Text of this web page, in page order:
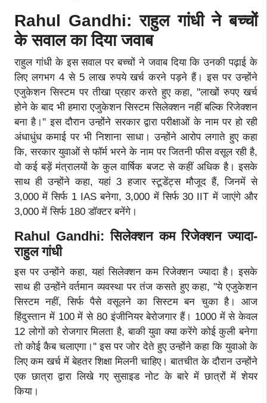
Rahul Gandhi: राहुल गांधी ने बच्चों
के सवाल का दिया जवाब
राहुल गांधी के इस सवाल पर बच्चों ने जवाब दिया कि उनकी पढ़ाई के
लिए लगभग 4 से 5 लाख रुपये खर्च करने पड़ने हैं। इस पर उन्होंने
एजुकेशन सिस्टम पर तीखा प्रहार करते हुए कहा, ''लाखों रुपए खर्च
होने के बाद भी हमारा एजुकेशन सिस्टम सिलेक्शन नहीं बल्कि रिजेक्शन
बना है।'' इस दौरान उन्होंने सरकार द्वारा परीक्षाओं के नाम पर हो रही
अंधाधुंध कमाई पर भी निशाना साधा। उन्होंने आरोप लगाते हुए कहा
कि, सरकार युवाओं से फॉर्म भरने के नाम पर जितनी फीस वसूल रही है,
वो कई बड़ें मंत्रालयों के कुल वार्षिक बजट से कहीं अधिक है। इसके
साथ ही उन्होंने कहा, यहां 3 हजार स्टूडेंट्स मौजूद हैं, जिनमें से
3,000 में सिर्फ 1 IAS बनेगा, 3,000 में सिर्फ 30 IIT में जाएंगे और
3,000 में सिर्फ 180 डॉक्टर बनेंगे।
Rahul Gandhi: सिलेक्शन कम रिजेक्शन ज्यादा-
राहुल गांधी
इस पर उन्होंने कहा, यहां सिलेक्शन कम रिजेक्शन ज्यादा है। इसके
साथ ही उन्होंने वर्तमान व्यवस्था पर तंज कसते हुए कहा, ''ये एजुकेशन
सिस्टम नहीं, सिर्फ पैसे वसूलने का सिस्टम बन चुका है। आज
हिंदुस्तान में 100 में से 80 इंजीनियर बेरोजगार हैं। 1000 में से केवल
12 लोगों को रोजगार मिलता है, बाकी युवा क्या करेंगे कोई कुली बनेगा
तो कोई कैब चलाएगा।'' इस पर जोर देते हुए उन्होंने कहा कि युवाओ के
लिए कम खर्च में बेहतर शिक्षा मिलनी चाहिए। बातचीत के दौरान उन्होंने
एक छात्रा द्वारा लिखे गए सुसाइड नोट के बारे में छात्रों में शेयर
किया।